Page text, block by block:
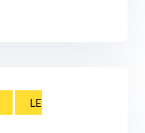
LE